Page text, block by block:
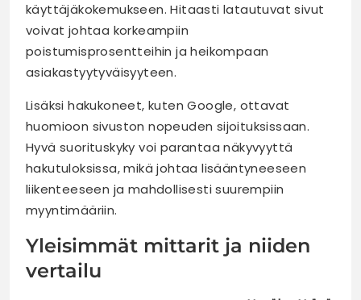
käyttäjäkokemukseen. Hitaasti latautuvat sivut
voivat johtaa korkeampiin
poistumisprosentteihin ja heikompaan
asiakastyytyväisyyteen.
Lisäksi hakukoneet, kuten Google, ottavat
huomioon sivuston nopeuden sijoituksissaan.
Hyvä suorituskyky voi parantaa näkyvyyttä
hakutuloksissa, mikä johtaa lisääntyneeseen
liikenteeseen ja mahdollisesti suurempiin
myyntimääriin.
Yleisimmät mittarit ja niiden
vertailu